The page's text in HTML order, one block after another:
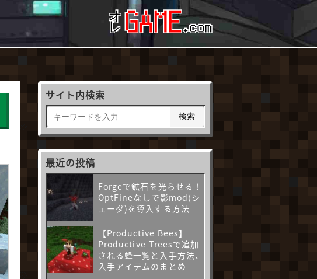
サイト内検索
検索
最近の投稿
Forgeで鉱石を光らせる！
OptFineなしで影mod(シ
ェーダ)を導入する方法
【Productive Bees】
Productive Treesで追加
される蜂一覧と入手方法、
入手アイテムのまとめ